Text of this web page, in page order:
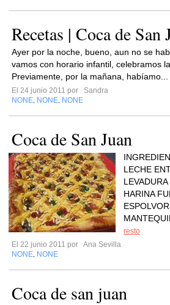
Recetas | Coca de San
Ayer por la noche, bueno, aun no se
vamos con horario infantil, celebramos
Previamente, por la mañana, habíamo...
El 24 junio 2011 por
Sandra
NONE NONE NONE
Coca de San Juan
LECHE
HARINA
resto
El 22 junio 2011 por Ana Sevilla
NONE NONE
Coca de san juan